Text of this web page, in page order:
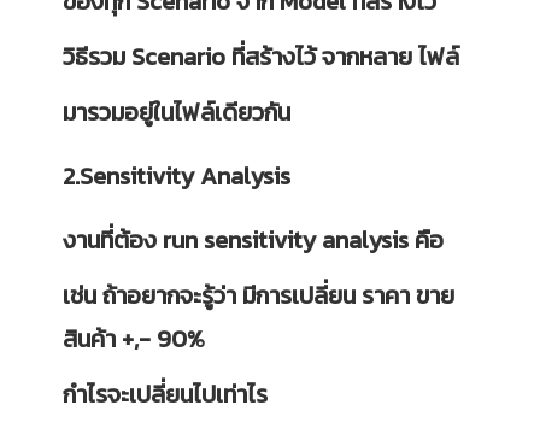
วิธีรวม Scenario ที่สร้างไว้ จากหลาย ไฟล์
มารวมอยู่ในไฟล์เดียวกัน
2.Sensitivity Analysis
งานที่ต้อง run sensitivity analysis คือ
เช่น ถ้าอยากจะรู้ว่า มีการเปลี่ยน ราคา ขาย
สินค้า +,- 90%
กำไรจะเปลี่ยนไปเท่าไร